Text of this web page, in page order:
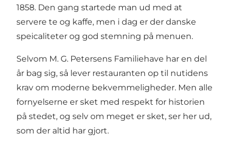
1858. Den gang startede man ud med at
servere te og kaffe, men i dag er der danske
speicaliteter og god stemning på menuen.
Selvom M. G. Petersens Familiehave har en del
år bag sig, så lever restauranten op til nutidens
krav om moderne bekvemmeligheder. Men alle
fornyelserne er sket med respekt for historien
på stedet, og selv om meget er sket, ser her ud,
som der altid har gjort.